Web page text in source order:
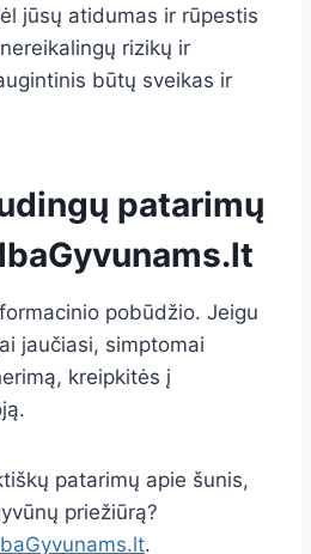
jūsų atidumas ir rūpestis
rizikų ir
būtų sveikas ir
patarimų
pobūdžio. Jeigu
jaučiasi, simptomai
kreipkitės į
patarimų apie šunis,
priežiūrą?
.